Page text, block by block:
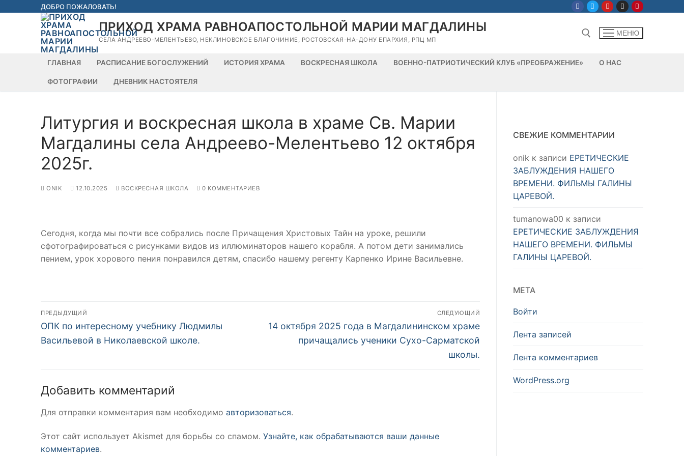
содержимому
ДОБРО ПОЖАЛОВАТЬ!
ПРИХОД ХРАМА РАВНОАПОСТОЛЬНОЙ МАРИИ МАГДАЛИНЫ
СЕЛА АНДРЕЕВО-МЕЛЕНТЬЕВО, НЕКЛИНОВСКОЕ БЛАГОЧИНИЕ, РОСТОВСКАЯ-НА-ДОНУ ЕПАРХИЯ, РПЦ МП
МЕНЮ
ГЛАВНАЯ РАСПИСАНИЕ БОГОСЛУЖЕНИЙ ИСТОРИЯ ХРАМА ВОСКРЕСНАЯ ШКОЛА ВОЕННО-ПАТРИОТИЧЕСКИЙ КЛУБ «ПРЕОБРАЖЕНИЕ» О НАС
ФОТОГРАФИИ ДНЕВНИК НАСТОЯТЕЛЯ
Литургия и воскресная школа в храме Св. Марии
Магдалины села Андреево-Мелентьево 12 октября
2025г.
ONIK 12.10.2025 ВОСКРЕСНАЯ ШКОЛА 0 КОММЕНТАРИЕВ
Сегодня, когда мы почти все собрались после Причащения Христовых Тайн на уроке, решили
сфотографироваться с рисунками видов из иллюминаторов нашего корабля. А потом дети занимались
пением, урок хорового пения понравился детям, спасибо нашему регенту Карпенко Ирине Васильевне.
Навигация
по
записям
ПРЕДЫДУЩИЙ
Предыдущая
запись:
ОПК по интересному учебнику Людмилы
Васильевой в Николаевской школе.
СЛЕДУЮЩИЙ
Следующая
14 октября 2025 года в Магдалининском храме
причащались ученики Сухо-Сарматской
школы.
Добавить комментарий
Для отправки комментария вам необходимо авторизоваться.
Этот сайт использует Akismet для борьбы со спамом. Узнайте, как обрабатываются ваши данные
комментариев.
СВЕЖИЕ КОММЕНТАРИИ
onik к записи ЕРЕТИЧЕСКИЕ
ЗАБЛУЖДЕНИЯ НАШЕГО
ВРЕМЕНИ. ФИЛЬМЫ ГАЛИНЫ
ЦАРЕВОЙ.
tumanowa00 к записи
ЕРЕТИЧЕСКИЕ ЗАБЛУЖДЕНИЯ
НАШЕГО ВРЕМЕНИ. ФИЛЬМЫ
ГАЛИНЫ ЦАРЕВОЙ.
МЕТА
Войти
Лента записей
Лента комментариев
WordPress.org